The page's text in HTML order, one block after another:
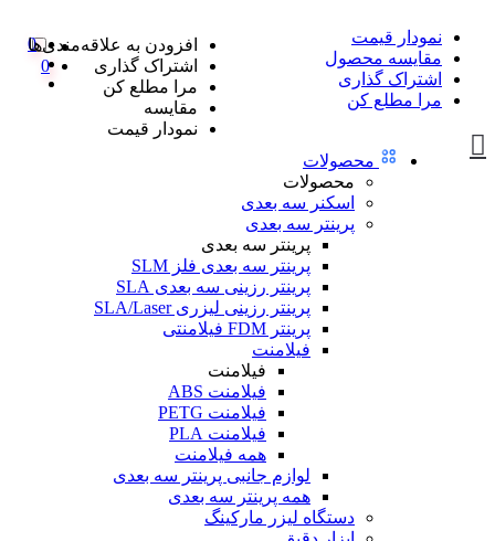
نمودار قیمت
مقایسه محصول
اشتراک گذاری
مرا مطلع کن
0
0
محصولات
محصولات
اسکنر سه بعدی
پرینتر سه بعدی
پرینتر سه بعدی
پرینتر سه بعدی فلز SLM
پرینتر رزینی سه بعدی SLA
پرینتر رزینی لیزری SLA/Laser
پرینتر FDM فیلامنتی
فیلامنت
فیلامنت
فیلامنت ABS
فیلامنت PETG
فیلامنت PLA
همه فیلامنت
لوازم جانبی پرینتر سه بعدی
همه پرینتر سه بعدی
دستگاه لیزر مارکینگ
افزودن به علاقه‌مندی‌ها
اشتراک گذاری
مرا مطلع کن
مقایسه
نمودار قیمت